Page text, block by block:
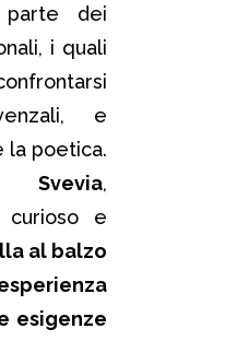
dei
i quali
e
la poetica.
,
curioso e
al balzo
esigenze